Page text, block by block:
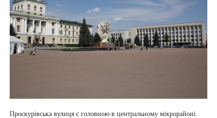
Проскурівська вулиця є головною в центральному мікрорайоні.